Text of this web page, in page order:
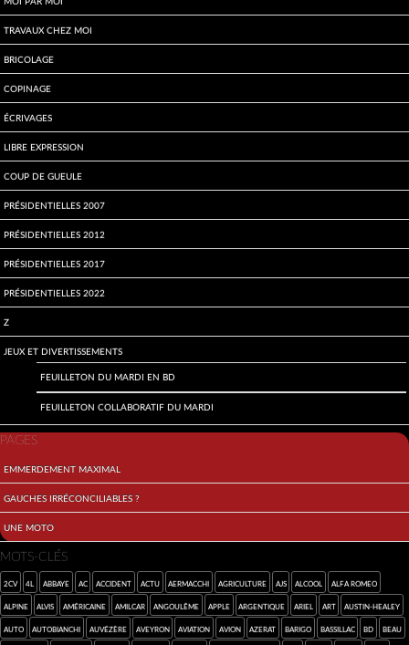
Travaux chez moi
Bricolage
Copinage
écrivages
Libre expression
Coup de gueule
Présidentielles 2007
Présidentielles 2012
Présidentielles 2017
Présidentielles 2022
Z
Jeux et divertissements
Feuilleton du mardi en BD
Feuilleton collaboratif du mardi
PAGES
Emmerdement maximal
Gauches irréconciliables ?
Une moto
MOTS-CLÉS
2cv 4L abbaye AC accident Actu Aermacchi agriculture AJS alcool Alfa Romeo
Alpine Alvis américaine Amilcar Angoulême Apple argentique Ariel art Austin-Healey
auto Autobianchi Auvézère Aveyron aviation avion Azerat Barigo Bassillac BD beau